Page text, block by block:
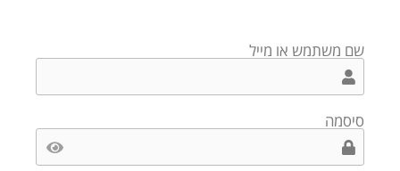
שם משתמש או מייל
סיסמה